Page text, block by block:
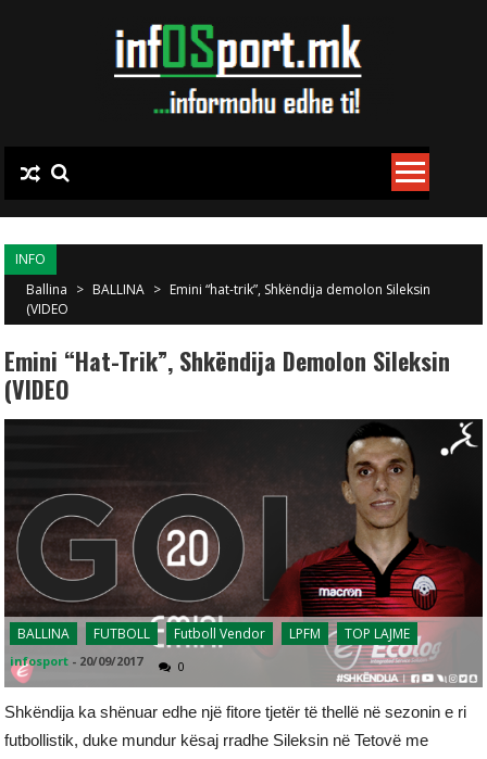
INFO
Ballina > BALLINA > Emini “hat-trik”, Shkëndija demolon Sileksin
(VIDEO
Emini “hat-Trik”, Shkëndija Demolon Sileksin
(VIDEO
BALLINA FUTBOLL Futboll Vendor LPFM TOP LAJME
infosport - 20/09/2017 0
Shkëndija ka shënuar edhe një fitore tjetër të thellë në sezonin e ri
futbollistik, duke mundur kësaj rradhe Sileksin në Tetovë me